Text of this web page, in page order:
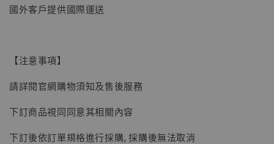
NT$ 4,980
國外客戶提供國際運送
【注意事項】
請詳閱官網購物須知及售後服務
下訂商品視同同意其相關內容
下訂後依訂單規格進行採購, 採購後無法取消